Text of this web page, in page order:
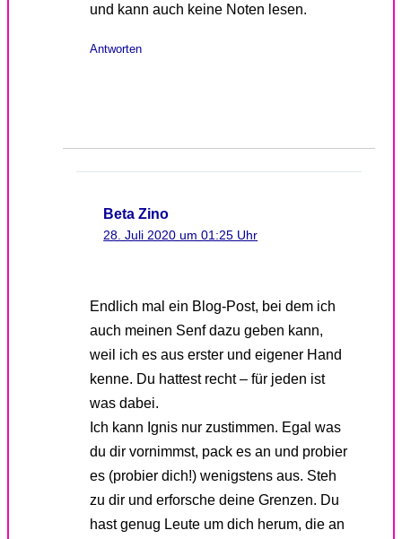
und kann auch keine Noten lesen.
Antworten
Beta Zino
28. Juli 2020 um 01:25 Uhr
Endlich mal ein Blog-Post, bei dem ich
auch meinen Senf dazu geben kann,
weil ich es aus erster und eigener Hand
kenne. Du hattest recht – für jeden ist
was dabei.
Ich kann Ignis nur zustimmen. Egal was
du dir vornimmst, pack es an und probier
es (probier dich!) wenigstens aus. Steh
zu dir und erforsche deine Grenzen. Du
hast genug Leute um dich herum, die an